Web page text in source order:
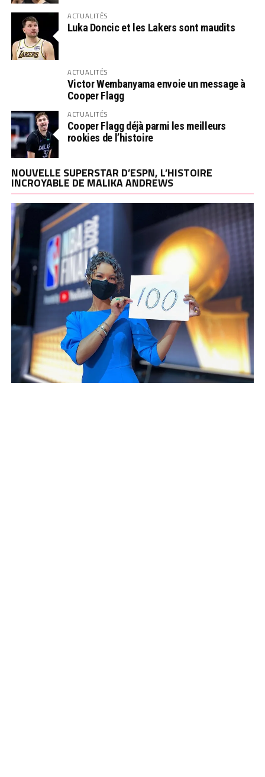
ACTUALITÉS
Luka Doncic et les Lakers sont maudits
ACTUALITÉS
Victor Wembanyama envoie un message à
Cooper Flagg
ACTUALITÉS
Cooper Flagg déjà parmi les meilleurs
rookies de l’histoire
NOUVELLE SUPERSTAR D’ESPN, L’HISTOIRE
INCROYABLE DE MALIKA ANDREWS